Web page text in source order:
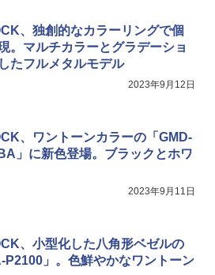
地球の歩き方 チェコ ポーランド スロヴ
2026～2027 地球の歩き方A ヨーロッ
だけ パッとサッとテント ブラックコ
ング フルクローズ メッシュ 3-4人用
置 ポップアップテント エクルベージ
仕様) PATC-150B(EB)
ンパーズコレクション 山善] 傘みたいに
だけ パッとサッとテント キューブワ
ブラックコーティング フルクローズ メ
4人用 簡単設置 ポップアップテント P
150B エクルベージュ
ヒグマ・イノシシ対策 自治体・教育機
入実績 登山・キャンプ・アウトドア・
品 長期保存可能 緊急時用 日本国内発
テント トイレテント 透けない【換気
付き】収納袋付き UVカット 防水 防災
パクト iimono117 (ブルー)
、独創的なカラーリングで個
。マルチカラーとグラデーショ
たフルメタルモデル
2023年9月12日
、ワントーンカラーの「GMD-
」に新色登場。ブラックとホワ
2023年9月11日
、小型化した八角形ベゼルの
P2100」。色鮮やかなワントーン